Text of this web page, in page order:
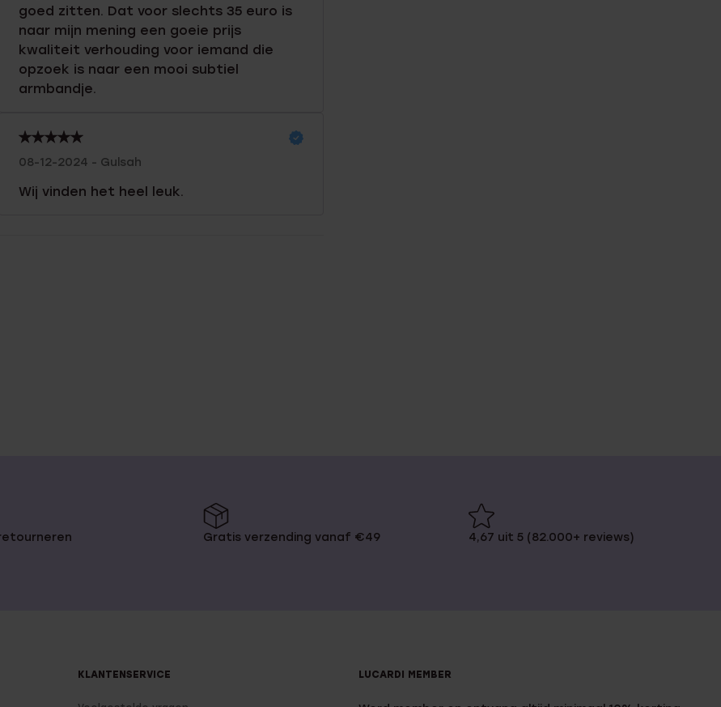
goed zitten. Dat voor slechts 35 euro is
naar mijn mening een goeie prijs
kwaliteit verhouding voor iemand die
opzoek is naar een mooi subtiel
armbandje.
08-12-2024 - Gulsah
Wij vinden het heel leuk.
Gratis verzending vanaf €49 4,67 uit 5 (82.000+ reviews)
KLANTENSERVICE LUCARDI MEMBER